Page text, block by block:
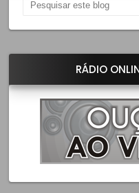
RÁDIO